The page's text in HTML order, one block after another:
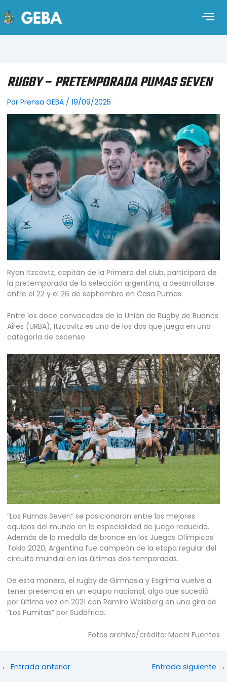
RUGBY – PRETEMPORADA PUMAS SEVEN
Por Prensa GEBA / 19/09/2025
Ryan Itzcovtz, capitán de la Primera del club, participará de
la pretemporada de la selección argentina, a desarrollarse
entre el 22 y el 26 de septiembre en Casa Pumas.
Entre los doce convocados de la Unión de Rugby de Buenos
Aires (URBA), Itzcovitz es uno de los dos que juega en una
categoría de ascenso.
“Los Pumas Seven” se posicionaron entre los mejores
equipos del mundo en la especialidad de juego reducido.
Además de la medalla de bronce en los Juegos Olímpicos
Tokio 2020, Argentina fue campeón de la etapa regular del
circuito mundial en las últimas dos temporadas.
De esta manera, el rugby de Gimnasia y Esgrima vuelve a
tener presencia en un equipo nacional, algo que sucedió
por última vez en 2021 con Ramiro Waisberg en una gira de
“Los Pumitas” por Sudáfrica.
Fotos archivo/crédito: Mechi Fuentes
← Entrada anterior Entrada siguiente →